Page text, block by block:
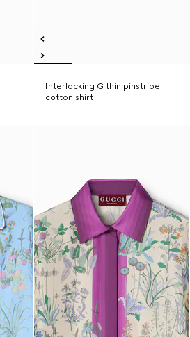
Interlocking G thin pinstripe
cotton shirt